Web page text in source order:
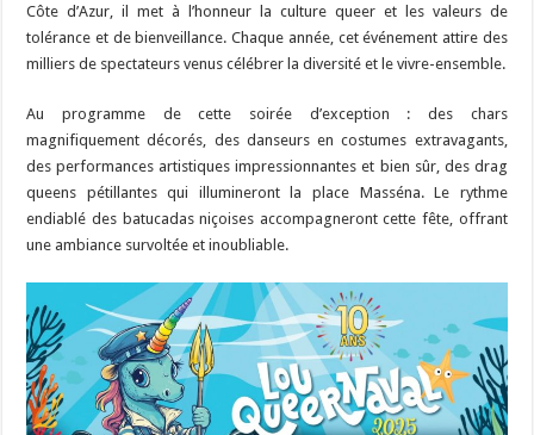
Côte d’Azur, il met à l’honneur la culture queer et les valeurs de
tolérance et de bienveillance. Chaque année, cet événement attire des
milliers de spectateurs venus célébrer la diversité et le vivre-ensemble.
Au programme de cette soirée d’exception : des chars
magnifiquement décorés, des danseurs en costumes extravagants,
des performances artistiques impressionnantes et bien sûr, des drag
queens pétillantes qui illumineront la place Masséna. Le rythme
endiablé des batucadas niçoises accompagneront cette fête, offrant
une ambiance survoltée et inoubliable.